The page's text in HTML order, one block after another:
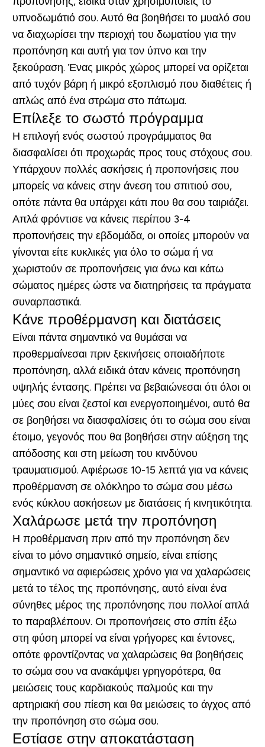
υπνοδωμάτιό σου. Αυτό θα βοηθήσει το μυαλό σου
να διαχωρίσει την περιοχή του δωματίου για την
προπόνηση και αυτή για τον ύπνο και την
ξεκούραση. Ένας μικρός χώρος μπορεί να ορίζεται
από τυχόν βάρη ή μικρό εξοπλισμό που διαθέτεις ή
απλώς από ένα στρώμα στο πάτωμα.
Επίλεξε το σωστό πρόγραμμα
Η επιλογή ενός σωστού προγράμματος θα
διασφαλίσει ότι προχωράς προς τους στόχους σου.
Υπάρχουν πολλές ασκήσεις ή προπονήσεις που
μπορείς να κάνεις στην άνεση του σπιτιού σου,
οπότε πάντα θα υπάρχει κάτι που θα σου ταιριάζει.
Απλά φρόντισε να κάνεις περίπου 3-4
προπονήσεις την εβδομάδα, οι οποίες μπορούν να
γίνονται είτε κυκλικές για όλο το σώμα ή να
χωριστούν σε προπονήσεις για άνω και κάτω
σώματος ημέρες ώστε να διατηρήσεις τα πράγματα
συναρπαστικά.
Κάνε προθέρμανση και διατάσεις
Είναι πάντα σημαντικό να θυμάσαι να
προθερμαίνεσαι πριν ξεκινήσεις οποιαδήποτε
προπόνηση, αλλά ειδικά όταν κάνεις προπόνηση
υψηλής έντασης. Πρέπει να βεβαιώνεσαι ότι όλοι οι
μύες σου είναι ζεστοί και ενεργοποιημένοι, αυτό θα
σε βοηθήσει να διασφαλίσεις ότι το σώμα σου είναι
έτοιμο, γεγονός που θα βοηθήσει στην αύξηση της
απόδοσης και στη μείωση του κινδύνου
τραυματισμού. Αφιέρωσε 10-15 λεπτά για να κάνεις
προθέρμανση σε ολόκληρο το σώμα σου μέσω
ενός κύκλου ασκήσεων με διατάσεις ή κινητικότητα.
Χαλάρωσε μετά την προπόνηση
Η προθέρμανση πριν από την προπόνηση δεν
είναι το μόνο σημαντικό σημείο, είναι επίσης
σημαντικό να αφιερώσεις χρόνο για να χαλαρώσεις
μετά το τέλος της προπόνησης, αυτό είναι ένα
σύνηθες μέρος της προπόνησης που πολλοί απλά
το παραβλέπουν. Οι προπονήσεις στο σπίτι έξω
στη φύση μπορεί να είναι γρήγορες και έντονες,
οπότε φροντίζοντας να χαλαρώσεις θα βοηθήσεις
το σώμα σου να ανακάμψει γρηγορότερα, θα
μειώσεις τους καρδιακούς παλμούς και την
αρτηριακή σου πίεση και θα μειώσεις το άγχος από
την προπόνηση στο σώμα σου.
Εστίασε στην αποκατάσταση